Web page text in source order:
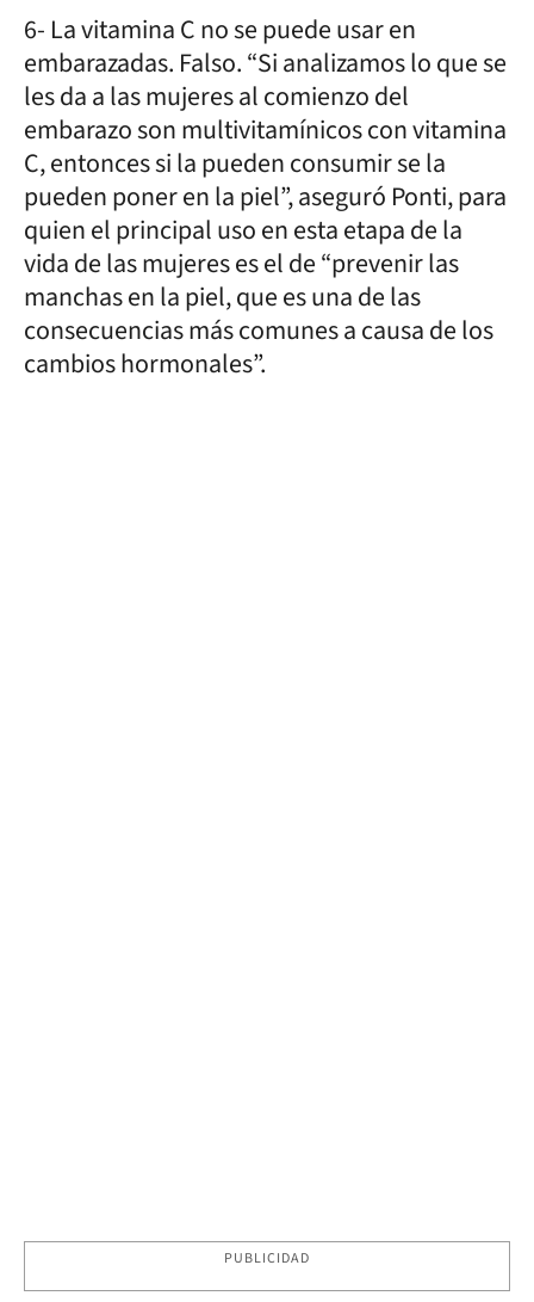
6- La vitamina C no se puede usar en
embarazadas. Falso. “Si analizamos lo que se
les da a las mujeres al comienzo del
embarazo son multivitamínicos con vitamina
C, entonces si la pueden consumir se la
pueden poner en la piel”, aseguró Ponti, para
quien el principal uso en esta etapa de la
vida de las mujeres es el de “prevenir las
manchas en la piel, que es una de las
consecuencias más comunes a causa de los
cambios hormonales”.
PUBLICIDAD